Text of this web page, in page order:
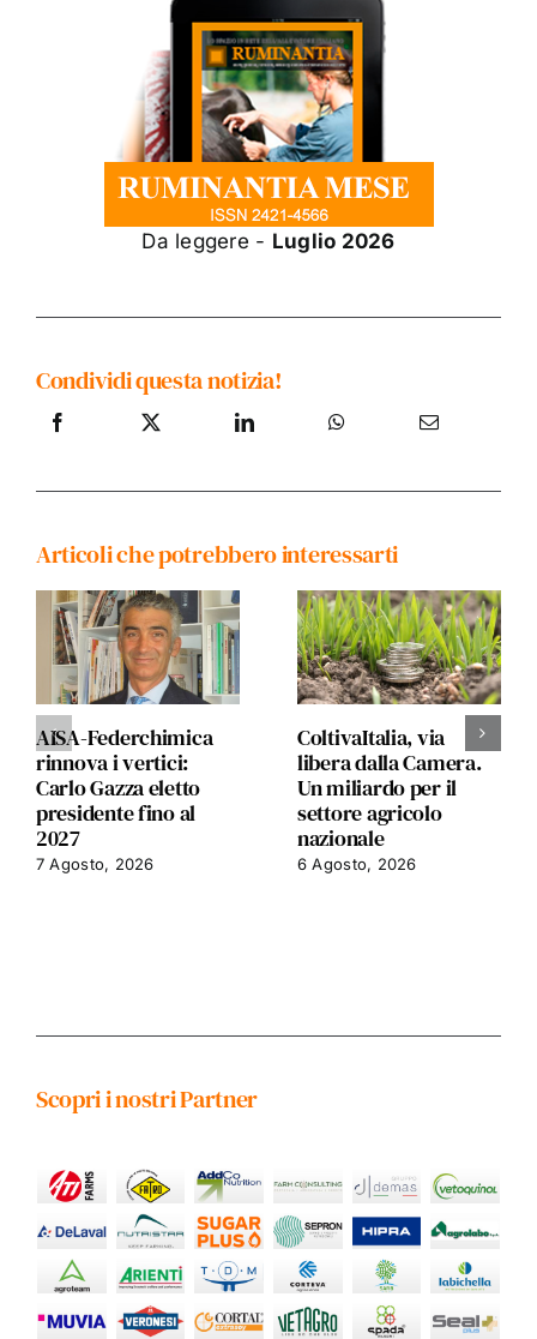
Da leggere - Luglio 2026
Condividi questa notizia!
Articoli che potrebbero interessarti
AISA-Federchimica
rinnova i vertici:
Carlo Gazza eletto
presidente fino al
2027
7 Agosto, 2026
ColtivaItalia, via
libera dalla Camera.
Un miliardo per il
settore agricolo
nazionale
6 Agosto, 2026
Scopri i nostri Partner